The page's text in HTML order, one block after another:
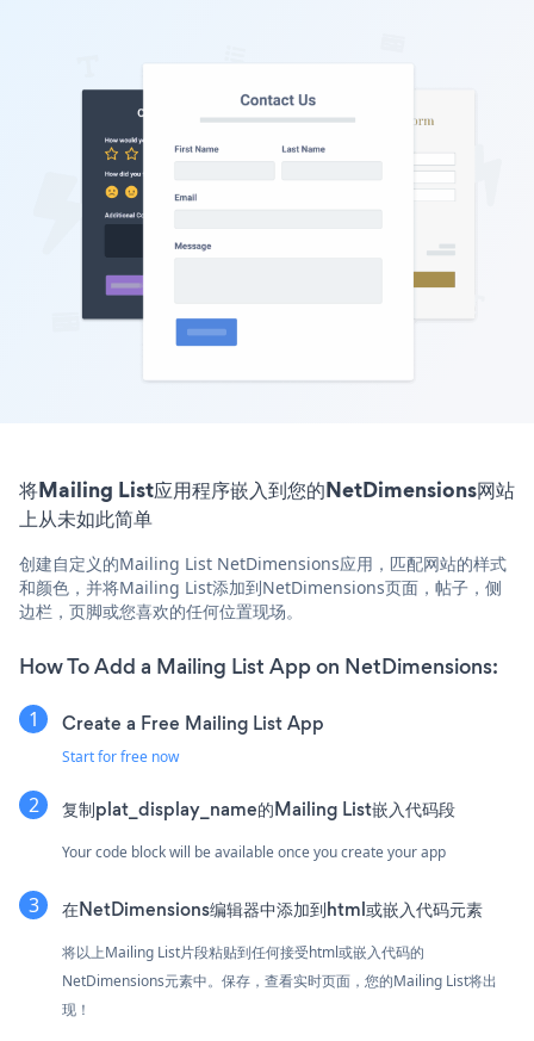
将Mailing List应用程序嵌入到您的NetDimensions网站
上从未如此简单
创建自定义的Mailing List NetDimensions应用，匹配网站的样式
和颜色，并将Mailing List添加到NetDimensions页面，帖子，侧
边栏，页脚或您喜欢的任何位置现场。
How To Add a Mailing List App on NetDimensions:
Create a Free Mailing List App
Start for free now
复制plat_display_name的Mailing List嵌入代码段
Your code block will be available once you create your app
在NetDimensions编辑器中添加到html或嵌入代码元素
将以上Mailing List片段粘贴到任何接受html或嵌入代码的
NetDimensions元素中。保存，查看实时页面，您的Mailing List将出
现！